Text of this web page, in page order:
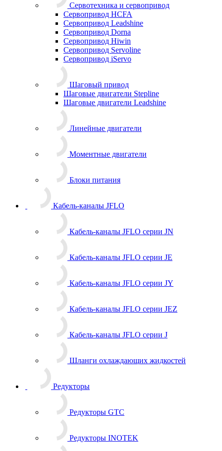
Сервотехника и сервопривод
Сервопривод HCFA
Сервопривод Leadshine
Сервопривод Dorna
Сервопривод Hiwin
Сервопривод Servoline
Сервопривод iServo
Шаговый привод
Шаговые двигатели Stepline
Шаговые двигатели Leadshine
Линейные двигатели
Моментные двигатели
Блоки питания
Кабель-каналы JFLO
Кабель-каналы JFLO серии JN
Кабель-каналы JFLO серии JE
Кабель-каналы JFLO серии JY
Кабель-каналы JFLO серии JEZ
Кабель-каналы JFLO серии J
Шланги охлаждающих жидкостей
Редукторы
Редукторы GTC
Редукторы INOTEK